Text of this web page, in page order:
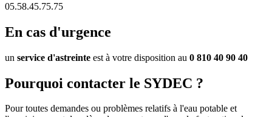
05.58.45.75.75
En cas d'urgence
un service d'astreinte est à votre disposition au 0 810 40 90 40
Pourquoi contacter le SYDEC ?
Pour toutes demandes ou problèmes relatifs à l'eau potable et